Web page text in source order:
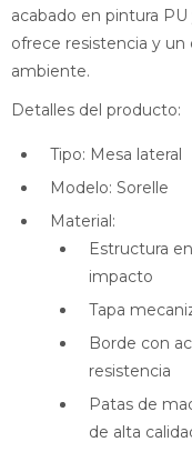
acabado en pintura
ofrece resistencia y un
ambiente.
Detalles del producto:
Tipo: Mesa lateral
Modelo: Sorelle
Material:
Estructura
impacto
Tapa
Borde con
resistencia
Patas de
de alta